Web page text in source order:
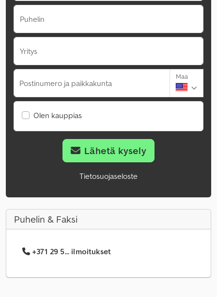
Puhelin
Yritys
Postinumero ja paikkakunta
Maa
Olen kauppias
Lähetä kysely
Tietosuojaseloste
Puhelin & Faksi
+371 29 5... ilmoitukset